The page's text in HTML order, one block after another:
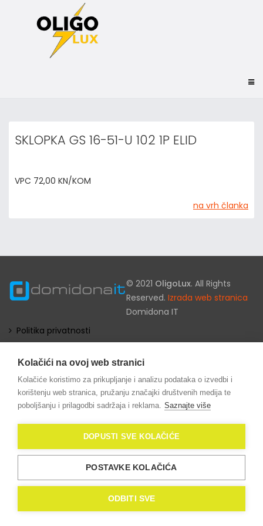
SKLOPKA GS 16-51-U 102 1P ELID
VPC 72,00 KN/KOM
na vrh članka
© 2021 OligoLux. All Rights
Reserved. Izrada web stranica
Domidona IT
Politika privatnosti
Kolačići na ovoj web stranici
Kolačiće koristimo za prikupljanje i analizu podataka o izvedbi i
korištenju web stranica, pružanju značajki društvenih medija te
poboljšanju i prilagodbi sadržaja i reklama. Saznajte više
DOPUSTI SVE KOLAČIĆE
POSTAVKE KOLAČIĆA
ODBITI SVE